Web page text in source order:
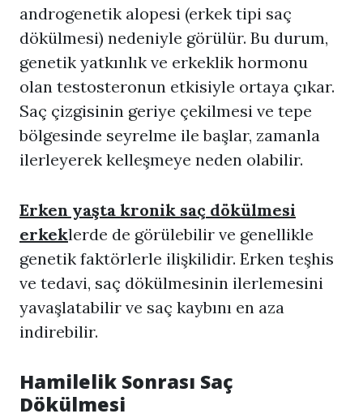
androgenetik alopesi (erkek tipi saç
dökülmesi) nedeniyle görülür. Bu durum,
genetik yatkınlık ve erkeklik hormonu
olan testosteronun etkisiyle ortaya çıkar.
Saç çizgisinin geriye çekilmesi ve tepe
bölgesinde seyrelme ile başlar, zamanla
ilerleyerek kelleşmeye neden olabilir.
Erken yaşta kronik saç dökülmesi
erkeklerde de görülebilir ve genellikle
genetik faktörlerle ilişkilidir. Erken teşhis
ve tedavi, saç dökülmesinin ilerlemesini
yavaşlatabilir ve saç kaybını en aza
indirebilir.
Hamilelik Sonrası Saç
Dökülmesi